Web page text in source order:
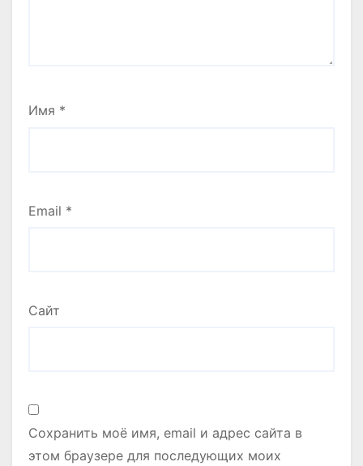
Имя *
Email *
Сайт
Сохранить моё имя, email и адрес сайта в
этом браузере для последующих моих